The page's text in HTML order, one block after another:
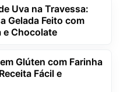
Uva na Travessa:
Gelada Feito com
e Chocolate
Glúten com Farinha
Fácil e